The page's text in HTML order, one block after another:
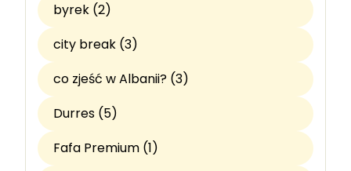
byrek (2)
city break (3)
co zjeść w Albanii? (3)
Durres (5)
Fafa Premium (1)